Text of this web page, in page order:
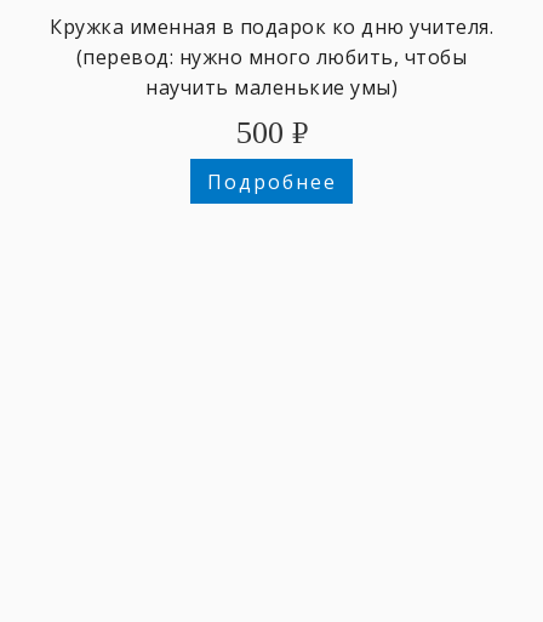
Кружка именная в подарок ко дню учителя.
(перевод: нужно много любить, чтобы
научить маленькие умы)
500 ₽
Подробнее